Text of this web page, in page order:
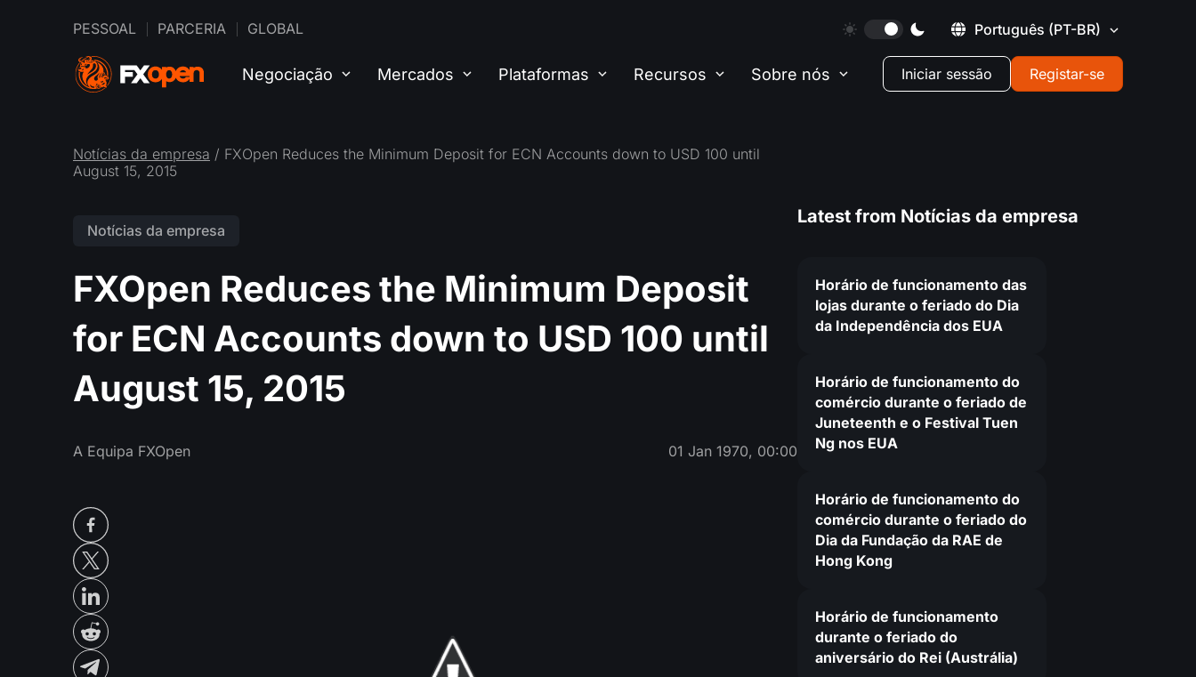
PESSOAL PARCERIA GLOBAL Português (PT-BR)
Negociação Mercados Plataformas Recursos Sobre nós Iniciar sessão Registar-se
Notícias da empresa / FXOpen Reduces the Minimum Deposit for ECN Accounts down to USD 100 until
August 15, 2015
Notícias da empresa
FXOpen Reduces the Minimum Deposit
for ECN Accounts down to USD 100 until
August 15, 2015
A Equipa FXOpen 01 Jan 1970, 00:00
Latest from Notícias da empresa
Horário de funcionamento das
lojas durante o feriado do Dia
da Independência dos EUA
Horário de funcionamento do
comércio durante o feriado de
Juneteenth e o Festival Tuen
Ng nos EUA
Horário de funcionamento do
comércio durante o feriado do
Dia da Fundação da RAE de
Hong Kong
Horário de funcionamento
durante o feriado do
aniversário do Rei (Austrália)